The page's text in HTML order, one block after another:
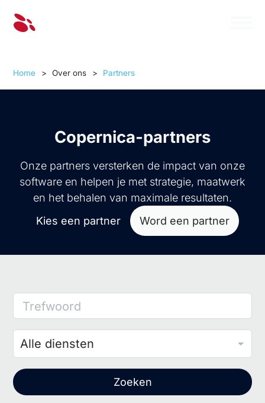
Home > Over ons > Partners
Copernica-partners
Onze partners versterken de impact van onze
software en helpen je met strategie, maatwerk
en het behalen van maximale resultaten.
Kies een partner
Word een partner
Trefwoord
Zoeken